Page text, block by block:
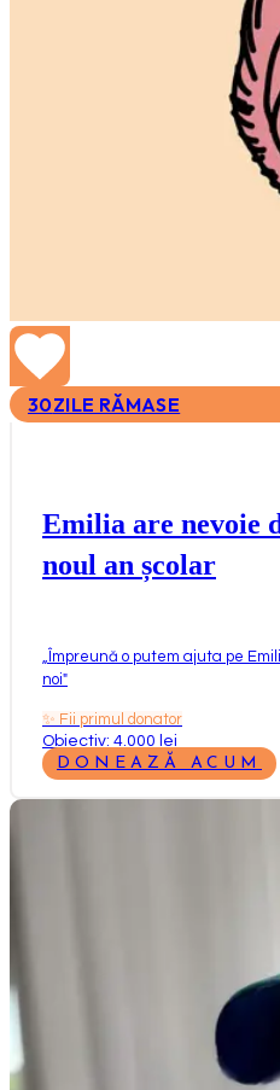
30ZILE RĂMASE
Emilia are nevoie
noul an școlar
Împreună o putem ajuta pe
noi"
✨ Fii primul donator
Obiectiv: 4.000 lei
DONEAZĂ ACUM